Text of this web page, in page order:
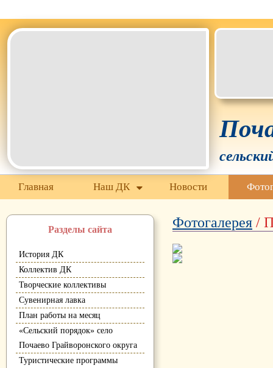
Главная Наш ДК Новости
Разделы сайта
История ДК
Коллектив ДК
Творческие коллективы
Сувенирная лавка
План работы на месяц
«Сельский порядок» село
Почаево Грайворонского округа
Туристические программы
Фотогалерея /